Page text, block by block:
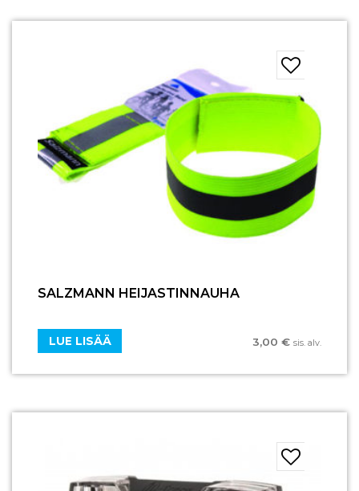
SALZMANN HEIJASTINNAUHA
3,00 € sis. alv.
LUE LISÄÄ